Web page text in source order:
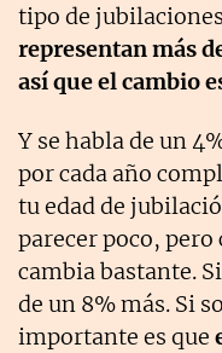
tipo de
representan más
así que el cambio
Y se habla de un
por cada año
tu edad de
parecer poco, pero
cambia bastante.
de un 8% más. Si
importante es que